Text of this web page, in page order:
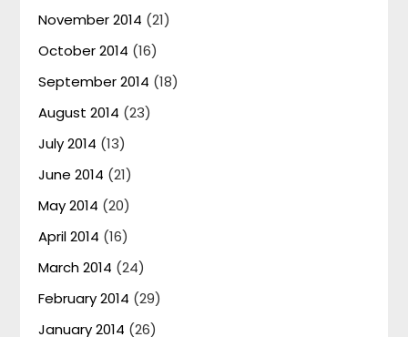
November 2014 (21)
October 2014 (16)
September 2014 (18)
August 2014 (23)
July 2014 (13)
June 2014 (21)
May 2014 (20)
April 2014 (16)
March 2014 (24)
February 2014 (29)
January 2014 (26)